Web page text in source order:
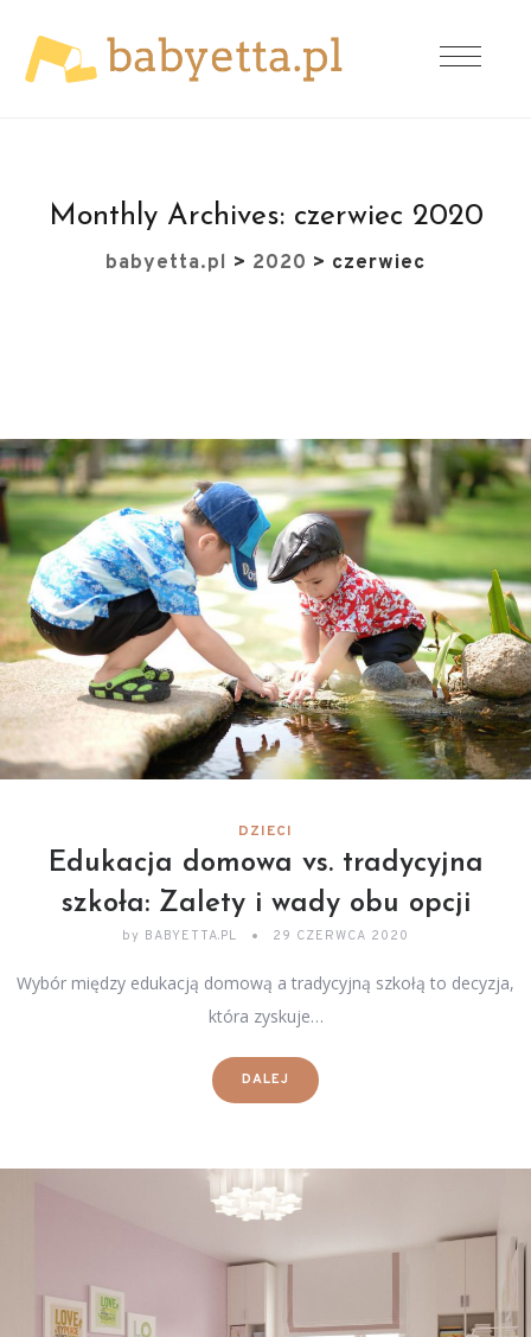
Monthly Archives: czerwiec 2020
babyetta.pl > 2020 > czerwiec
DZIECI
Edukacja domowa vs. tradycyjna
szkoła: Zalety i wady obu opcji
by BABYETTA.PL 29 CZERWCA 2020
Wybór między edukacją domową a tradycyjną szkołą to decyzja,
która zyskuje…
DALEJ